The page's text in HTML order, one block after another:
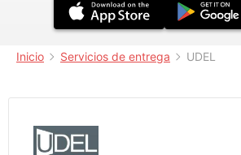
Inicio Servicios de entrega UDEL